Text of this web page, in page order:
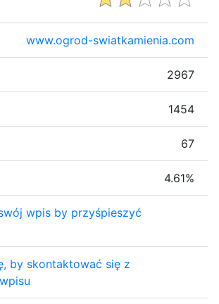
www.ogrod-swiatkamienia.com
2967
1454
67
4.61%
wpis by przyśpieszyć
by skontaktować się z